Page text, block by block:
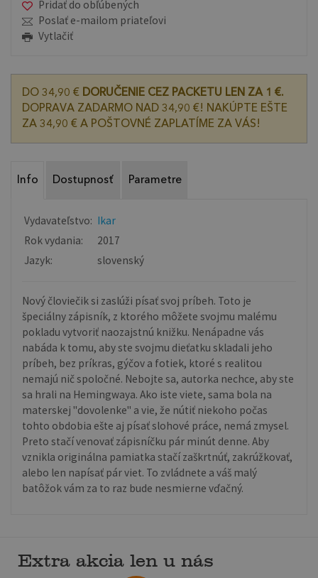
Pridať do obľúbených
Poslať e-mailom priateľovi
Vytlačiť
DO 34,90 € DORUČENIE CEZ PACKETU LEN ZA 1 €.
DOPRAVA ZADARMO NAD 34,90 €! NAKÚPTE EŠTE
ZA 34,90 € A POŠTOVNÉ ZAPLATÍME ZA VÁS!
Info Dostupnosť Parametre
Vydavateľstvo: Ikar
Rok vydania:
2017
Jazyk:
slovenský
Nový človiečik si zaslúži písať svoj príbeh. Toto je
špeciálny zápisník, z ktorého môžete svojmu malému
pokladu vytvoriť naozajstnú knižku. Nenápadne vás
nabáda k tomu, aby ste svojmu dieťatku skladali jeho
príbeh, bez príkras, gýčov a fotiek, ktoré s realitou
nemajú nič spoločné. Nebojte sa, autorka nechce, aby ste
sa hrali na Hemingwaya. Ako iste viete, sama bola na
materskej "dovolenke" a vie, že nútiť niekoho počas
tohto obdobia ešte aj písať slohové práce, nemá zmysel.
Preto stačí venovať zápisníčku pár minút denne. Aby
vznikla originálna pamiatka stačí zaškrtnúť, zakrúžkovať,
alebo len napísať pár viet. To zvládnete a váš malý
batôžok vám za to raz bude nesmierne vďačný.
Extra akcia len u nás